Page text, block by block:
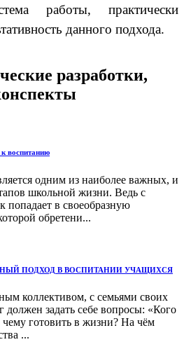
работы, практически
данного подхода.
разработки,
воспитанию
одним из наиболее важных, и
школьной жизни. Ведь с
попадает в своеобразную
обретени...
ПОДХОД В ВОСПИТАНИИ УЧАЩИХСЯ
коллективом, с семьями своих
должен задать себе вопросы: «Кого
чему готовить в жизни? На чём
...